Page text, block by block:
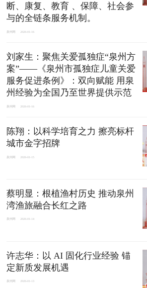
断、康复、教育 、保障、社会参
与的全链条服务机制。
泉州网 2026-01-16
刘家生：聚焦关爱孤独症“泉州方
案”——《泉州市孤独症儿童关爱
服务促进条例》：双向赋能 用泉
州经验为全国乃至世界提供示范
泉州网 2026-01-16
陈翔：以科学培育之力 擦亮标杆
城市金字招牌
泉州网 2026-01-15
蔡明显：根植渔村历史 推动泉州
湾渔旅融合长红之路
泉州网 2026-01-14
许志华：以 AI 固化行业经验 锚
定新质发展机遇
泉州网 2026-01-13